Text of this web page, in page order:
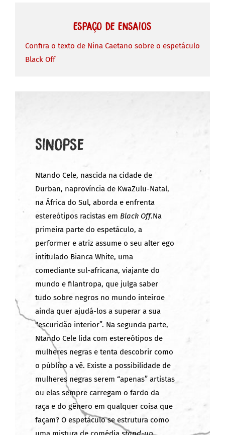
Espaço de Ensaios
Confira o texto de Nina Caetano sobre o espetáculo
Black Off
Sinopse
Ntando Cele, nascida na cidade de
Durban, naprovíncia de KwaZulu-Natal,
na África do Sul, aborda e enfrenta
estereótipos racistas em Black Off.Na
primeira parte do espetáculo, a
performer e atriz assume o seu alter ego
intitulado Bianca White, uma
comediante sul-africana, viajante do
mundo e filantropa, que julga saber
tudo sobre negros no mundo inteiroe
ainda quer ajudá-los a superar a sua
“escuridão interior”. Na segunda parte,
Ntando Cele lida com estereótipos de
mulheres negras e tenta descobrir como
o público a vê. Existe a possibilidade de
mulheres negras serem “apenas” artistas
ou elas sempre carregam o fardo da
raça e do gênero em qualquer coisa que
façam? O espetáculo se estrutura como